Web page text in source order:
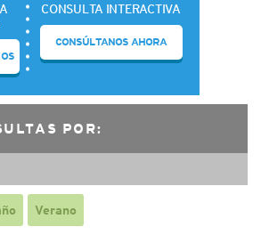
CONSULTA INTERACTIVA
CONSÚLTANOS AHORA
POR:
Verano